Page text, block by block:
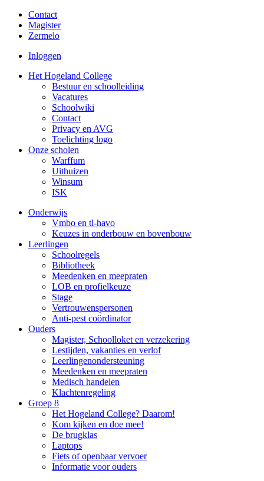
Contact
Magister
Zermelo
Inloggen
Het Hogeland College
Bestuur en schoolleiding
Vacatures
Schoolwiki
Contact
Privacy en AVG
Toelichting logo
Onze scholen
Warffum
Uithuizen
Winsum
ISK
Onderwijs
Vmbo en tl-havo
Keuzes in onderbouw en bovenbouw
Leerlingen
Schoolregels
Bibliotheek
Meedenken en meepraten
LOB en profielkeuze
Stage
Vertrouwenspersonen
Anti-pest coördinator
Ouders
Magister, Schoolloket en verzekering
Lestijden, vakanties en verlof
Leerlingenondersteuning
Meedenken en meepraten
Medisch handelen
Klachtenregeling
Groep 8
Het Hogeland College? Daarom!
Kom kijken en doe mee!
De brugklas
Laptops
Fiets of openbaar vervoer
Informatie voor ouders